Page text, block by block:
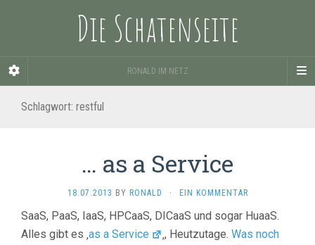
Die Schatenseite
RONALD IM NETZ
Schlagwort: restful
… as a Service
18.07.2013 BY RONALD · EIN KOMMENTAR
SaaS, PaaS, IaaS, HPCaaS, DICaaS und sogar HuaaS.
Alles gibt es ‚as a Service ‚, Heutzutage.Was noch